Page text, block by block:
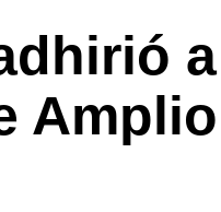
Amplio